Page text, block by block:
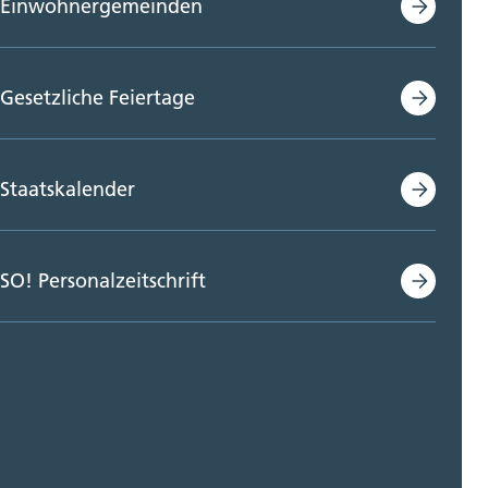
Einwohnergemeinden
Gesetzliche Feiertage
Staatskalender
SO! Personalzeitschrift